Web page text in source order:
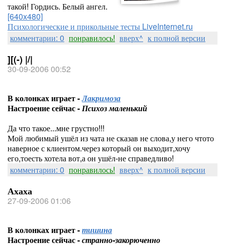
такой! Гордись. Белый ангел.
[640x480]
Психологические и прикольные тесты LiveInternet.ru
комментарии: 0 понравилось! вверх^ к полной версии
][(-) |/|
30-09-2006 00:52
В колонках играет -Лакримоза
Настроение сейчас -Психоз маленький
Да что такое...мне грустно!!!
Мой любимый ушёл из чата не сказав не слова,у него чтото
наверное с клиентом.через который он выходит,хочу
его,тоесть хотела вот,а он ушёл-не справедливо!
комментарии: 0 понравилось! вверх^ к полной версии
Ахаха
27-09-2006 01:06
В колонках играет -тишина
Настроение сейчас -странно-закорюченно